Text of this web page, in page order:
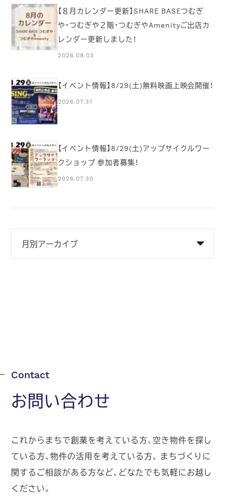
【８月カレンダー更新】SHARE BASEつむぎ
や・つむぎや２階・つむぎやAmenityご出店カ
レンダー更新しました！
2026.08.03
【イベント情報】8/29(土)無料映画上映会開催！
2026.07.31
【イベント情報】8/29(土)アップサイクルワー
クショップ 参加者募集！
2026.07.30
お問い合わせ
これからまちで創業を考えている方、空き物件を探し
ている方、物件の活用を考えている方、 まちづくりに
関するご相談がある方など、どなたでも気軽にお越し
ください。